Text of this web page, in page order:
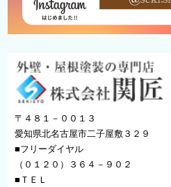
〒４８１－００１３
愛知県北名古屋市二子屋敷３２９
■フリーダイヤル
（０１２０）３６４－９０２
■ＴＥＬ